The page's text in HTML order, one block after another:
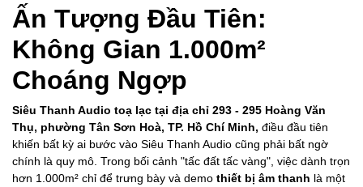
Ấn Tượng Đầu Tiên:
Không Gian 1.000m²
Choáng Ngợp
Siêu Thanh Audio toạ lạc tại địa chỉ 293 - 295 Hoàng Văn
Thụ, phường Tân Sơn Hoà, TP. Hồ Chí Minh, điều đầu tiên
khiến bất kỳ ai bước vào Siêu Thanh Audio cũng phải bất ngờ
chính là quy mô. Trong bối cảnh "tấc đất tấc vàng", việc dành trọn
hơn 1.000m² chỉ để trưng bày và demo thiết bị âm thanh là một